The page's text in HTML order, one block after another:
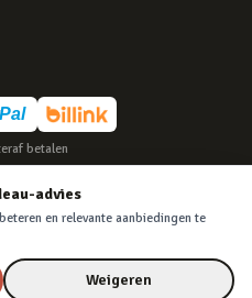
betalen
Tot 365 dagen retourneren.
advies
en relevante aanbiedingen te
Weigeren